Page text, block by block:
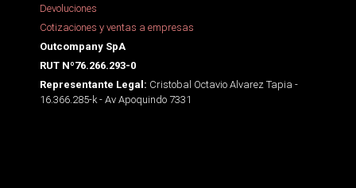
Devoluciones
Cotizaciones y ventas a empresas
Outcompany SpA
RUT Nº76.266.293-0
Representante Legal: Cristobal Octavio Alvarez Tapia -
16.366.285-k - Av Apoquindo 7331